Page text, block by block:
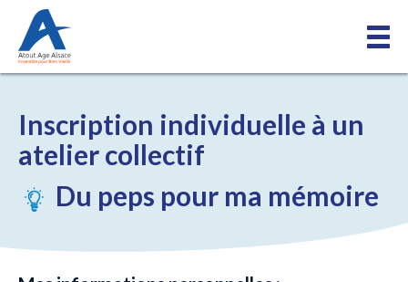
Inscription individuelle à un
atelier collectif
Du peps pour ma mémoire